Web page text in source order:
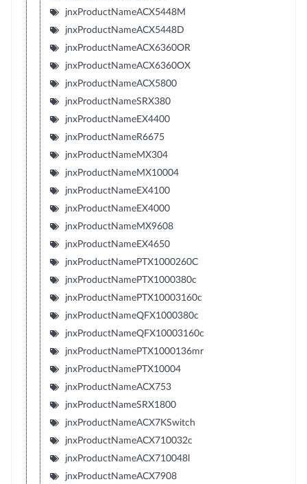
jnxProductNameACX5448M
jnxProductNameACX5448D
jnxProductNameACX6360OR
jnxProductNameACX6360OX
jnxProductNameACX5800
jnxProductNameSRX380
jnxProductNameEX4400
jnxProductNameR6675
jnxProductNameMX304
jnxProductNameMX10004
jnxProductNameEX4100
jnxProductNameEX4000
jnxProductNameMX9608
jnxProductNameEX4650
jnxProductNamePTX1000260C
jnxProductNamePTX1000380c
jnxProductNamePTX10003160c
jnxProductNameQFX1000380c
jnxProductNameQFX10003160c
jnxProductNamePTX1000136mr
jnxProductNamePTX10004
jnxProductNameACX753
jnxProductNameSRX1800
jnxProductNameACX7KSwitch
jnxProductNameACX710032c
jnxProductNameACX710048l
jnxProductNameACX7908